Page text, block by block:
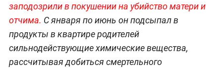
заподозрили в покушении на убийство матери и
отчима. С января по июнь он подсыпал в
продукты в квартире родителей
сильнодействующие химические вещества,
рассчитывая добиться смертельного